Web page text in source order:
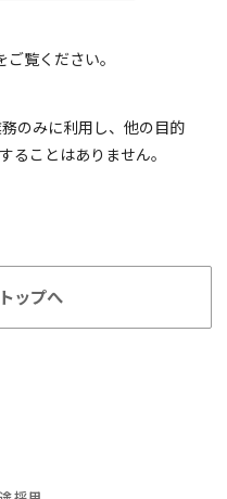
ご覧ください。
のみに利用し、他の目的
ることはありません。
ップへ